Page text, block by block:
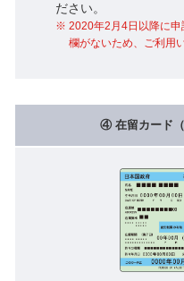
ださい。
2020年2月4日以降に申
欄がないため、ご利用
④ 在留カード（